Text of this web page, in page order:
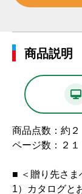
商品説明
商品点数：約２
ページ数：２
■ ＜贈り先さま
1）カタログと